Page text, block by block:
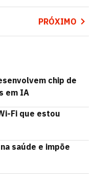
PRÓXIMO
chip de
em IA
Fi que estou
saúde e impõe